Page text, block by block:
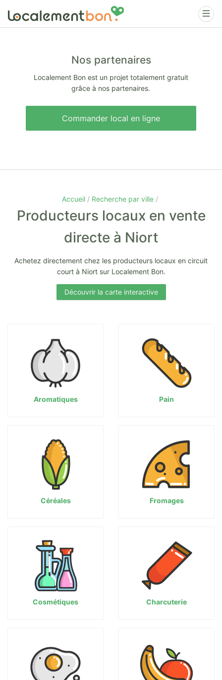
Nos partenaires
Localement Bon est un projet totalement gratuit
grâce à nos partenaires.
Commander local en ligne
Accueil Recherche par ville
Producteurs locaux en vente
directe à Niort
Achetez directement chez les producteurs locaux en circuit
court à Niort sur Localement Bon.
Découvrir la carte interactive
Aromatiques Pain
Céréales Fromages
Cosmétiques Charcuterie